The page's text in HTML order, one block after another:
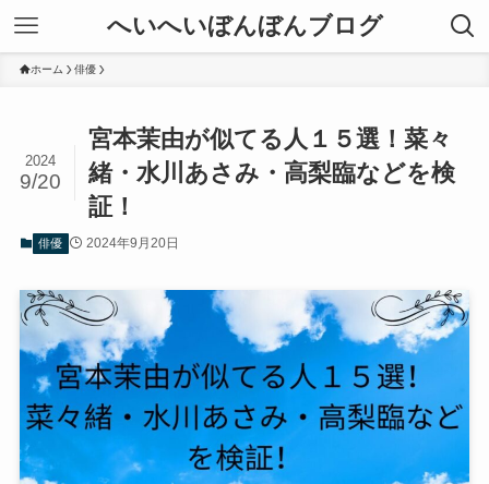
へいへいぼんぼんブログ
ホーム 俳優
宮本茉由が似てる人１５選！菜々
緒・水川あさみ・高梨臨などを検
証！
2024
9/20
俳優 2024年9月20日